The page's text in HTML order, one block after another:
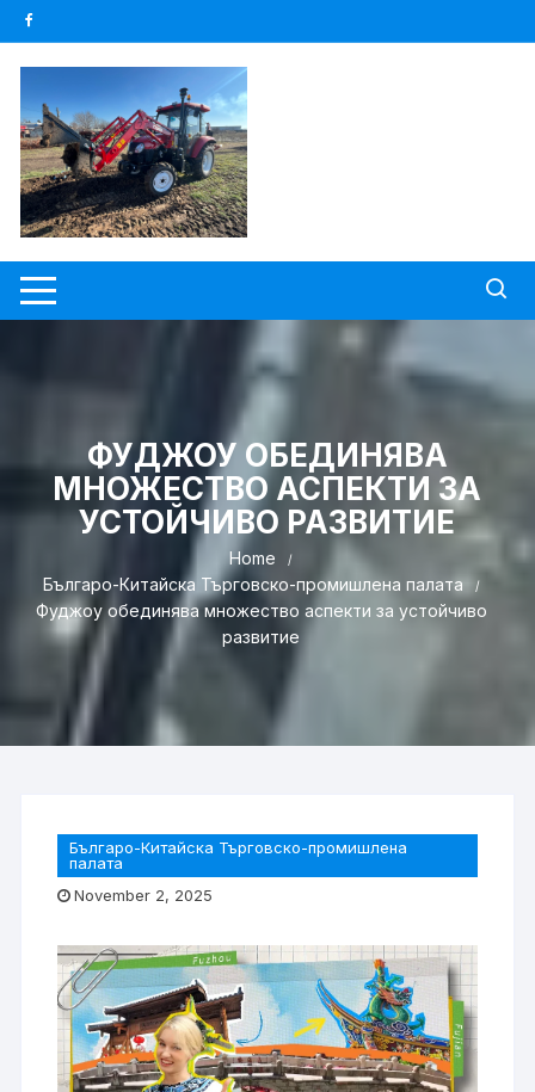
Skip
to
content
ФУДЖОУ ОБЕДИНЯВА
МНОЖЕСТВО АСПЕКТИ ЗА
УСТОЙЧИВО РАЗВИТИЕ
Home
Българо-Китайска Търговско-промишлена палaта
Фуджоу обединява множество аспекти за устойчиво
развитие
Българо-Китайска Търговско-промишлена
палaта
November 2, 2025